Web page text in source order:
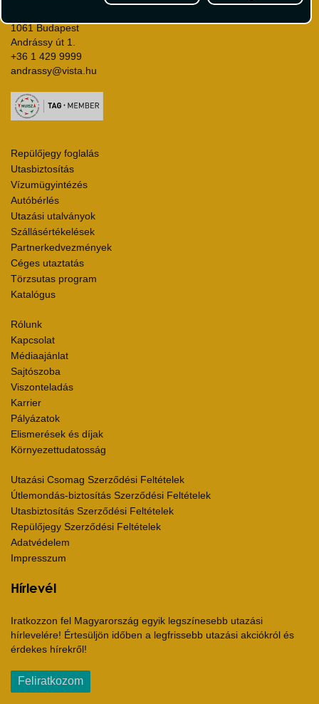
1061 Budapest
Andrássy út 1.
+36 1 429 9999
andrassy@vista.hu
Repülőjegy foglalás
Utasbiztosítás
Vízumügyintézés
Autóbérlés
Utazási utalványok
Szállásértékelések
Partnerkedvezmények
Céges utaztatás
Törzsutas program
Katalógus
Rólunk
Kapcsolat
Médiaajánlat
Sajtószoba
Viszonteladás
Karrier
Pályázatok
Elismerések és díjak
Környezettudatosság
Utazási Csomag Szerződési Feltételek
Útlemondás-biztosítás Szerződési Feltételek
Utasbiztosítás Szerződési Feltételek
Repülőjegy Szerződési Feltételek
Adatvédelem
Impresszum
Hírlevél
Iratkozzon fel Magyarország egyik legszínesebb utazási
hírlevelére! Értesüljön időben a legfrissebb utazási akciókról és
érdekes hírekről!
Feliratkozom